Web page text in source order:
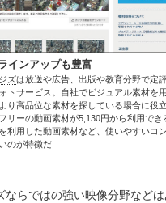
インアップも豊富
ズは放送や広告、出版や教育分野で定
トサービス。自社でビジュアル素材を
り高品位な素材を探している場合に役立
リーの動画素材が5,130円から利用でき
利用した動画素材など、使いやすいコ
のが特徴だ
らではの強い映像分野などは